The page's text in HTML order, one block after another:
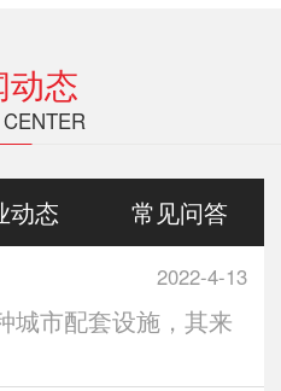
动态
动态 常见问答
2022-4-13
城市配套设施，其来